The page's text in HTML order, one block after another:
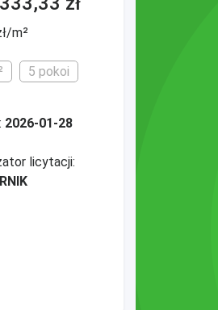
m²
5 pokoi
2026-01-28
licytacji: